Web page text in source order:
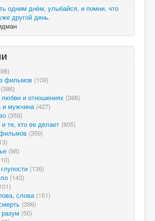
одним днём, улыбайся, и помни, что
другой день.
фильмов (109)
(386)
и отношениях (388)
мужчина (427)
(359)
те, кто ее делает (805)
(359)
(98)
(136)
(143)
слова (151)
(399)
(50)